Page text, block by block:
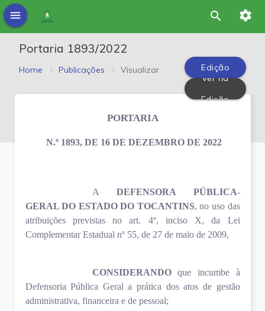
search settings
menu
Portaria 1893/2022
Home Publicações Visualizar
Edição
Ver na
Edição
PORTARIA
N.º 1893, DE 16 DE DEZEMBRO DE 2022
A DEFENSORA PÚBLICA-
GERAL DO ESTADO DO TOCANTINS, no uso das
atribuições previstas no art. 4º, inciso X, da Lei
Complementar Estadual nº 55, de 27 de maio de 2009,
CONSIDERANDOque incumbe à
Defensoria Pública Geral a prática dos atos de gestão
administrativa, financeira e de pessoal;